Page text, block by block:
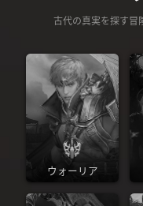
古代の真実を探す冒
ウォーリア